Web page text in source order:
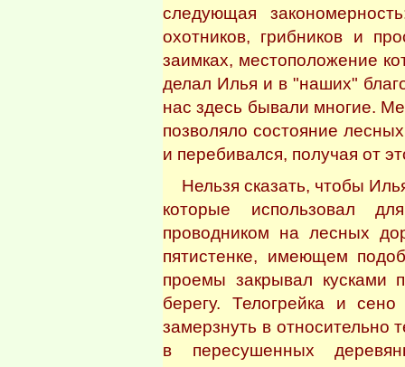
следующая
охотников, грибников и
заимках, местоположение
делал Илья и в "наших"
нас здесь бывали многие.
позволяло состояние
и перебивался, получая от
Нельзя сказать, чтобы
которые использовал
проводником на лесных
пятистенке, имеющем
проемы закрывал кусками
берегу. Телогрейка и
замерзнуть в относительно
в пересушенных